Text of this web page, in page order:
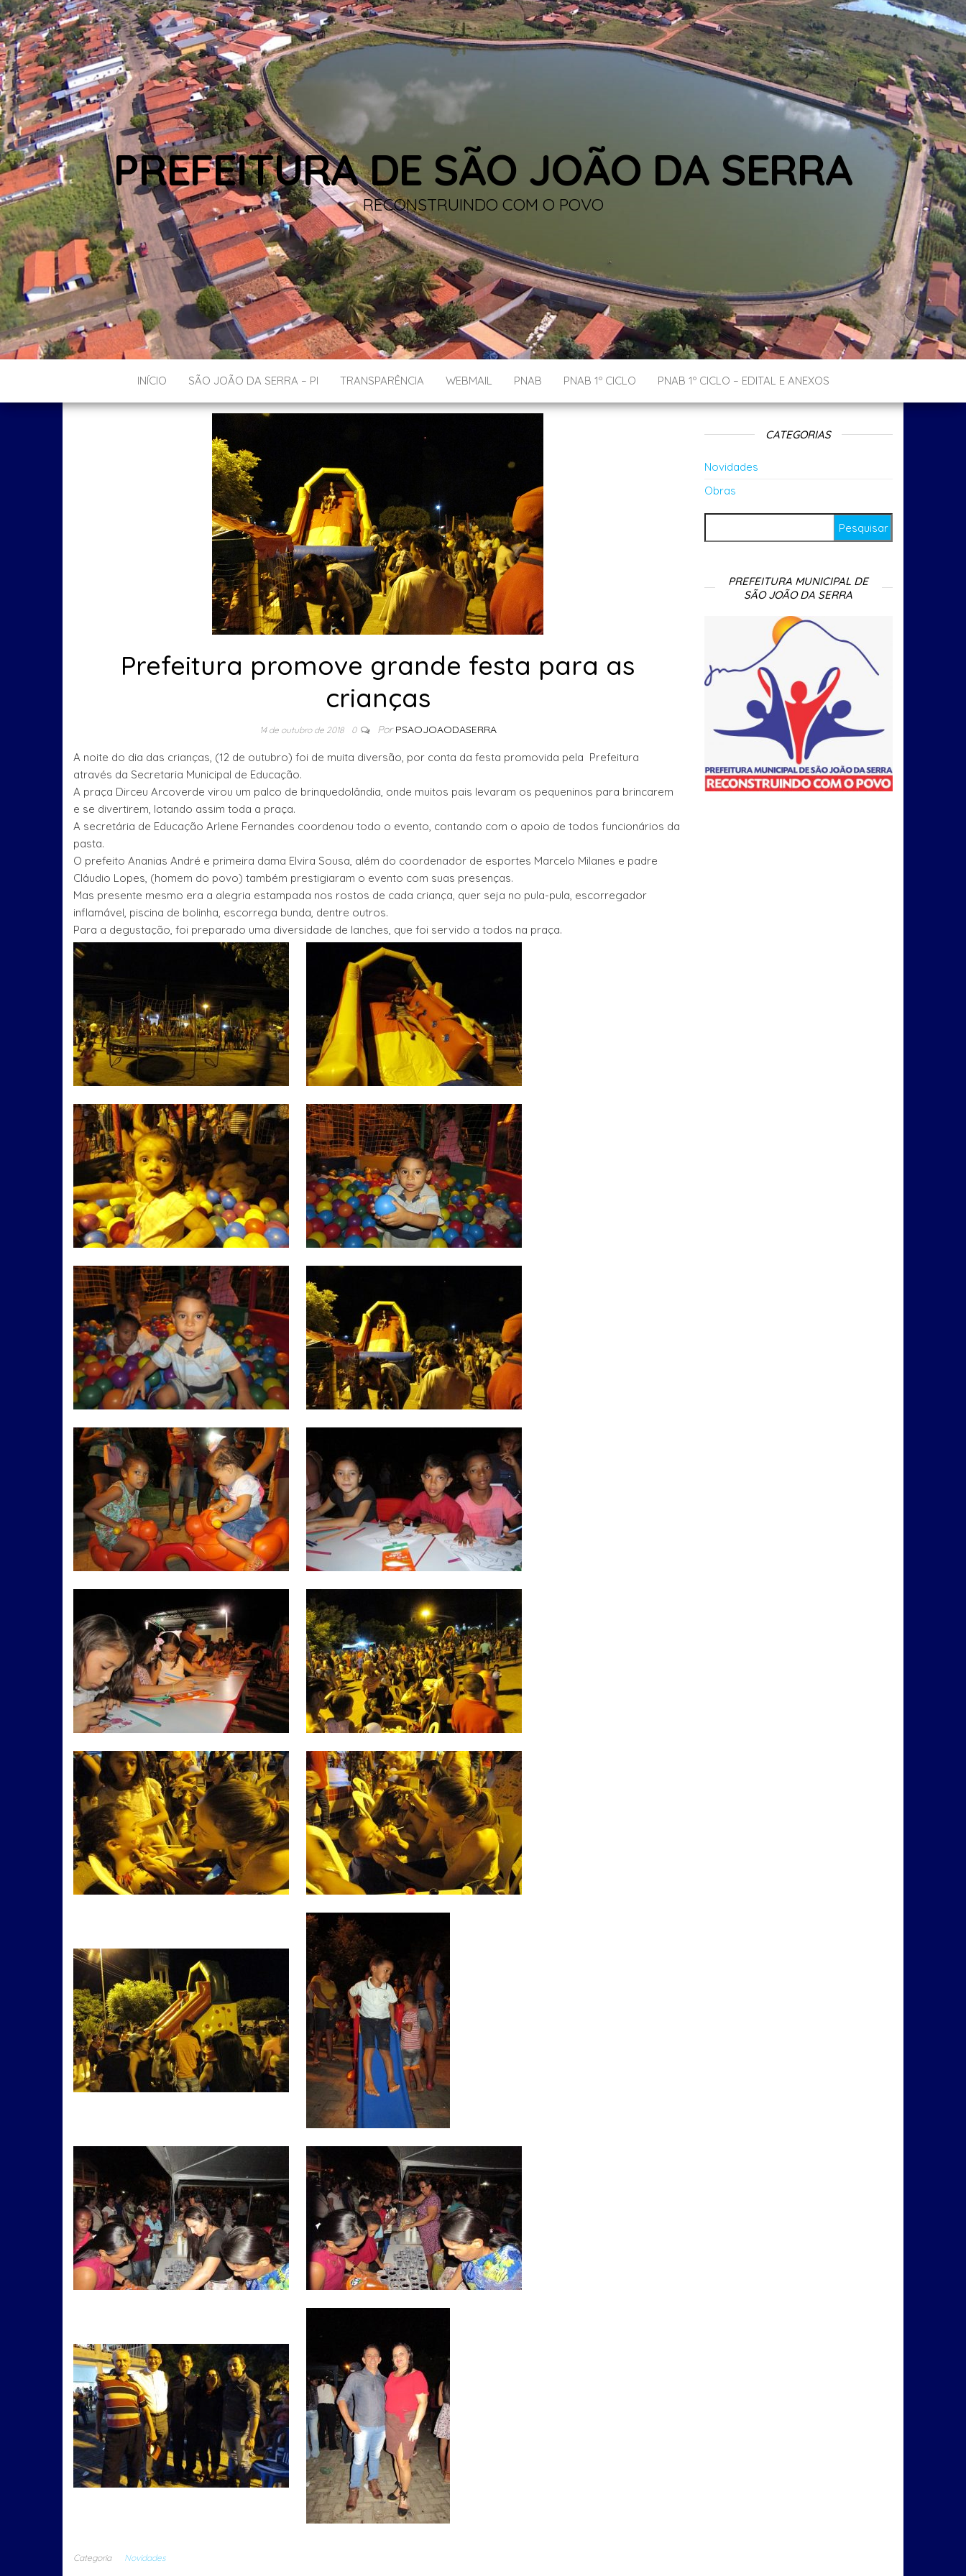
PREFEITURA DE SÃO JOÃO DA SERRA
RECONSTRUINDO COM O POVO
INÍCIO SÃO JOÃO DA SERRA – PI TRANSPARÊNCIA WEBMAIL PNAB PNAB 1º CICLO PNAB 1º CICLO – EDITAL E ANEXOS
Prefeitura promove grande festa para as
crianças
14 de outubro de 2018 0 Por PSAOJOAODASERRA
A noite do dia das crianças, (12 de outubro) foi de muita diversão, por conta da festa promovida pela Prefeitura
através da Secretaria Municipal de Educação.
A praça Dirceu Arcoverde virou um palco de brinquedolândia, onde muitos pais levaram os pequeninos para brincarem
e se divertirem, lotando assim toda a praça.
A secretária de Educação Arlene Fernandes coordenou todo o evento, contando com o apoio de todos funcionários da
pasta.
O prefeito Ananias André e primeira dama Elvira Sousa, além do coordenador de esportes Marcelo Milanes e padre
Cláudio Lopes, (homem do povo) também prestigiaram o evento com suas presenças.
Mas presente mesmo era a alegria estampada nos rostos de cada criança, quer seja no pula-pula, escorregador
inflamável, piscina de bolinha, escorrega bunda, dentre outros.
Para a degustação, foi preparado uma diversidade de lanches, que foi servido a todos na praça.
Categoria Novidades
CATEGORIAS
Novidades
Obras
PREFEITURA MUNICIPAL DE
SÃO JOÃO DA SERRA